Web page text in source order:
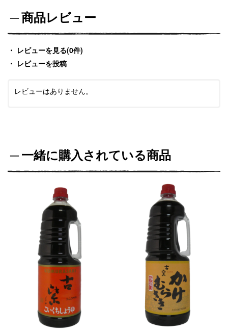
商品レビュー
レビューを見る(0件)
レビューを投稿
レビューはありません。
一緒に購入されている商品